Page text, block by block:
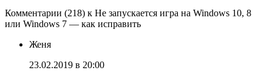
Комментарии (218) к Не запускается игра на Windows 10, 8
или Windows 7 — как исправить
Женя
23.02.2019 в 20:00